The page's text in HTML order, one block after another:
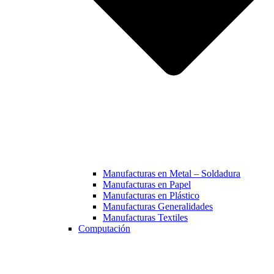
Manufacturas en Metal – Soldadura
Manufacturas en Papel
Manufacturas en Plástico
Manufacturas Generalidades
Manufacturas Textiles
Computación